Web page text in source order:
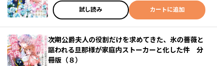
試し読み
カートに追加
次期公爵夫人の役割だけを求めてきた、氷の薔薇と
謳われる旦那様が家庭内ストーカーと化した件 分
冊版（８）